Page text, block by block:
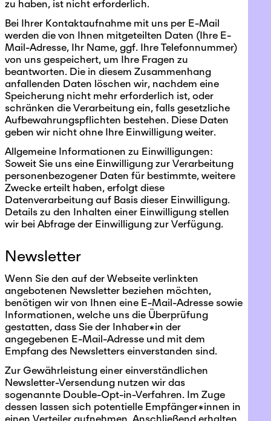
zu haben, ist nicht erforderlich.
Bei Ihrer Kontaktaufnahme mit uns per E-Mail
werden die von Ihnen mitgeteilten Daten (Ihre E-
Mail-Adresse, Ihr Name, ggf. Ihre Telefonnummer)
von uns gespeichert, um Ihre Fragen zu
beantworten. Die in diesem Zusammenhang
anfallenden Daten löschen wir, nachdem eine
Speicherung nicht mehr erforderlich ist, oder
schränken die Verarbeitung ein, falls gesetzliche
Aufbewahrungspflichten bestehen. Diese Daten
geben wir nicht ohne Ihre Einwilligung weiter.
Allgemeine Informationen zu Einwilligungen:
Soweit Sie uns eine Einwilligung zur Verarbeitung
personenbezogener Daten für bestimmte, weitere
Zwecke erteilt haben, erfolgt diese
Datenverarbeitung auf Basis dieser Einwilligung.
Details zu den Inhalten einer Einwilligung stellen
wir bei Abfrage der Einwilligung zur Verfügung.
Newsletter
Wenn Sie den auf der Webseite verlinkten
angebotenen Newsletter beziehen möchten,
benötigen wir von Ihnen eine E-Mail-Adresse sowie
Informationen, welche uns die Überprüfung
gestatten, dass Sie der Inhaber*in der
angegebenen E-Mail-Adresse und mit dem
Empfang des Newsletters einverstanden sind.
Zur Gewährleistung einer einverständlichen
Newsletter-Versendung nutzen wir das
sogenannte Double-Opt-in-Verfahren. Im Zuge
dessen lassen sich potentielle Empfänger*innen in
einen Verteiler aufnehmen. Anschließend erhalten